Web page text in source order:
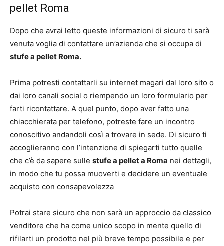
pellet Roma
Dopo che avrai letto queste informazioni di sicuro ti sarà
venuta voglia di contattare un’azienda che si occupa di
stufe a pellet Roma.
Prima potresti contattarli su internet magari dal loro sito o
dai loro canali social o riempendo un loro formulario per
farti ricontattare. A quel punto, dopo aver fatto una
chiacchierata per telefono, potreste fare un incontro
conoscitivo andandoli così a trovare in sede. Di sicuro ti
accoglieranno con l’intenzione di spiegarti tutto quelle
che c’è da sapere sulle stufe a pellet a Roma nei dettagli,
in modo che tu possa muoverti e decidere un eventuale
acquisto con consapevolezza
Potrai stare sicuro che non sarà un approccio da classico
venditore che ha come unico scopo in mente quello di
rifilarti un prodotto nel più breve tempo possibile e per